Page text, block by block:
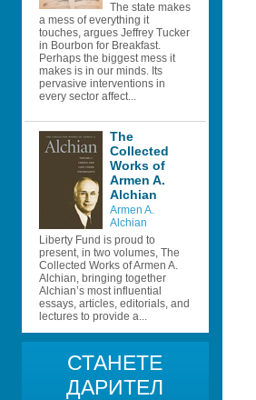
The state makes
a mess of everything it
touches, argues Jeffrey Tucker
in Bourbon for Breakfast.
Perhaps the biggest mess it
makes is in our minds. Its
pervasive interventions in
every sector affect...
The
Collected
Works of
Armen A.
Alchian
Armen A.
Alchian
Liberty Fund is proud to
present, in two volumes, The
Collected Works of Armen A.
Alchian, bringing together
Alchian’s most influential
essays, articles, editorials, and
lectures to provide a...
СТАНЕТЕ
ДАРИТЕЛ